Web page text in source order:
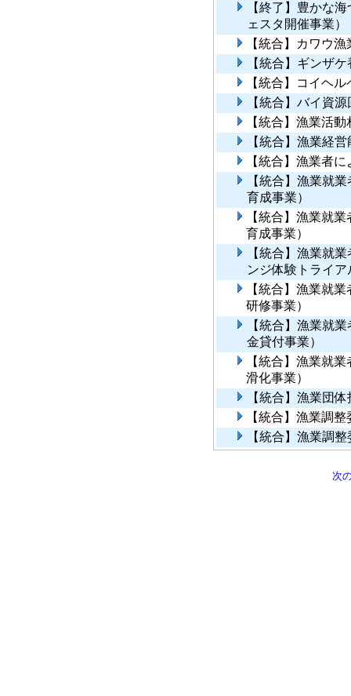
【終了】豊かな
ェスタ開催事業）
【統合】カワウ
【統合】ギンザ
【統合】コイヘ
【統合】バイ資
【統合】漁業活
【統合】漁業経
【統合】漁業者
【統合】漁業就
育成事業）
【統合】漁業就
育成事業）
【統合】漁業就
ンジ体験トライア
【統合】漁業就
研修事業）
【統合】漁業就
金貸付事業）
【統合】漁業就
滑化事業）
【統合】漁業団
【統合】漁業調
【統合】漁業調
次